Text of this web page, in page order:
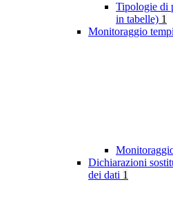
Tipologie di
in tabelle) 1
Monitoraggio
Dichiarazioni
dei dati 1